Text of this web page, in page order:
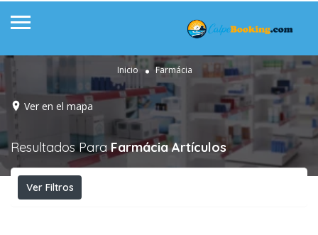
Inicio Farmácia
Ver en el mapa
Resultados ParaFarmácia Artículos
Ver Filtros